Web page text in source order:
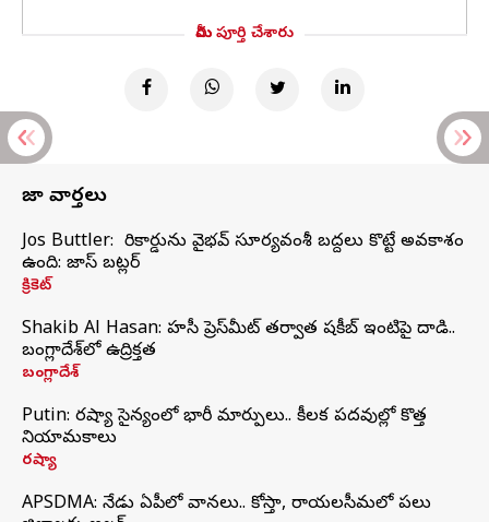
మీరు పూర్తి చేశారు
తాజా వార్తలు
Jos Buttler: నా రికార్డును వైభవ్ సూర్యవంశీ బద్దలు కొట్టే అవకాశం
ఉంది: జాస్ బట్లర్
క్రికెట్
Shakib Al Hasan: హసీనా ప్రెస్‌మీట్‌ తర్వాత షకీబ్‌ ఇంటిపై దాడి..
బంగ్లాదేశ్‌లో ఉద్రిక్తత
బంగ్లాదేశ్
Putin: రష్యా సైన్యంలో భారీ మార్పులు.. కీలక పదవుల్లో కొత్త
నియామకాలు
రష్యా
APSDMA: నేడు ఏపీలో వానలు.. కోస్తా, రాయలసీమలో పలు